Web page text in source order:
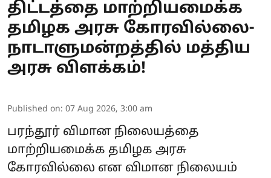
திட்டத்தை மாற்றியமைக்க
தமிழக அரசு கோரவில்லை-
நாடாளுமன்றத்தில் மத்திய
அரசு விளக்கம்!
Published on: 07 Aug 2026, 3:00 am
பரந்தூர் விமான நிலையத்தை
மாற்றியமைக்க தமிழக அரசு
கோரவில்லை என விமான நிலையம்